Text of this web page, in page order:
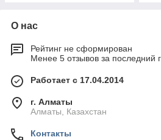
О нас
Рейтинг не сформирован
Менее 5 отзывов за последний
Работает с 17.04.2014
г. Алматы
Алматы, Казахстан
Контакты